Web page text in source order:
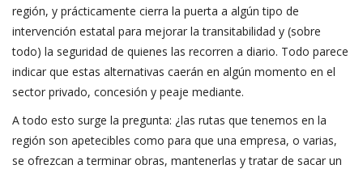
región, y prácticamente cierra la puerta a algún tipo de
intervención estatal para mejorar la transitabilidad y (sobre
todo) la seguridad de quienes las recorren a diario. Todo parece
indicar que estas alternativas caerán en algún momento en el
sector privado, concesión y peaje mediante.
A todo esto surge la pregunta: ¿las rutas que tenemos en la
región son apetecibles como para que una empresa, o varias,
se ofrezcan a terminar obras, mantenerlas y tratar de sacar un